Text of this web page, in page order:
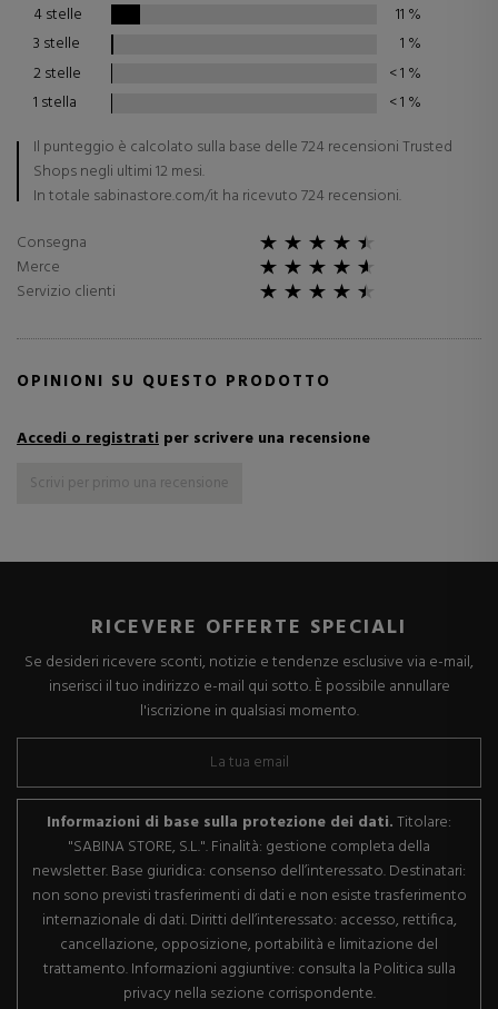
4 stelle
11 %
3 stelle
1 %
2 stelle
< 1 %
1 stella
< 1 %
Il punteggio è calcolato sulla base delle 724 recensioni Trusted
Shops negli ultimi 12 mesi.
In totale sabinastore.com/it ha ricevuto 724 recensioni.
Consegna
Merce
Servizio clienti
OPINIONI SU QUESTO PRODOTTO
Accedi o registrati per scrivere una recensione
Scrivi per primo una recensione
RICEVERE OFFERTE SPECIALI
Se desideri ricevere sconti, notizie e tendenze esclusive via e-mail,
inserisci il tuo indirizzo e-mail qui sotto. È possibile annullare
l'iscrizione in qualsiasi momento.
Informazioni di base sulla protezione dei dati.Titolare:
"SABINA STORE, S.L.". Finalità: gestione completa della
newsletter. Base giuridica: consenso dell’interessato. Destinatari:
non sono previsti trasferimenti di dati e non esiste trasferimento
internazionale di dati. Diritti dell’interessato: accesso, rettifica,
cancellazione, opposizione, portabilità e limitazione del
trattamento. Informazioni aggiuntive: consulta la Politica sulla
privacy nella sezione corrispondente.